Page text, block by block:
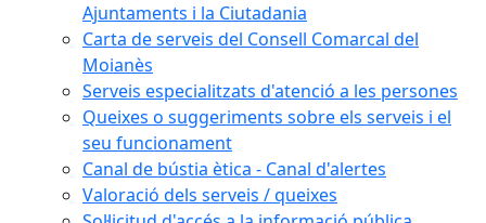
Ajuntaments i la Ciutadania
Carta de serveis del Consell Comarcal del
Moianès
Serveis especialitzats d'atenció a les persones
Queixes o suggeriments sobre els serveis i el
seu funcionament
Canal de bústia ètica - Canal d'alertes
Valoració dels serveis / queixes